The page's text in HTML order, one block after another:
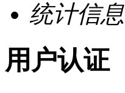
统计信息
用户认证